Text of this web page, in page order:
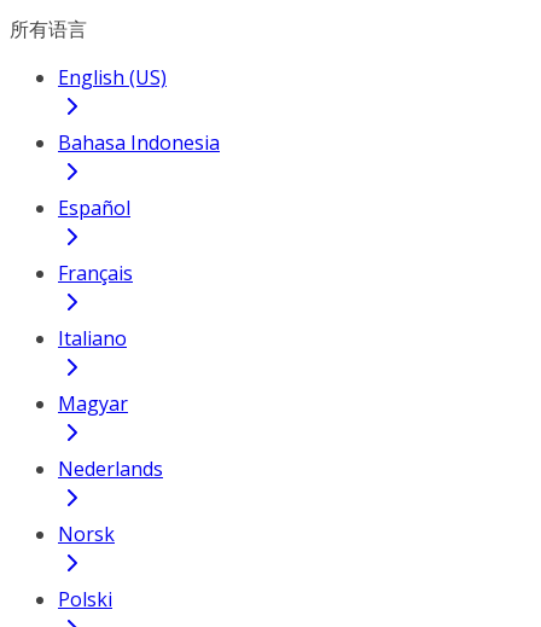
所有语言
English (US)
Bahasa Indonesia
Español
Français
Italiano
Magyar
Nederlands
Norsk
Polski